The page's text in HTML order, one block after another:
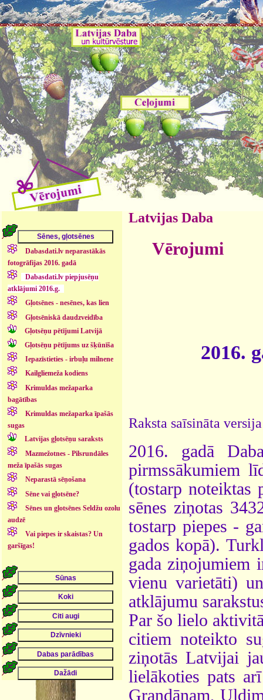
Dabasdati.lv neparastākās
fotogrāfijas 2016. gadā
Dabasdati.lv piepjusēņu
atklājumi 2016.g.
Gļotsēnes - nesēnes, kas lien
Gļotsēniskā daudzveidība
Gļotsēņu pētījumi Latvijā
Gļotsēņu pētījums uz šķūnīša
Iepazīstieties - irbuļu milnene
Kailgliemeža kodiens
Krimuldas mežaparka
bagātības
Krimuldas mežaparka īpašās
sugas
Latvijas gļotsēņu saraksts
Mazmežotnes - Pilsrundāles
meža īpašās sugas
Neparastā sēņošana
Sēne vai gļotsēne?
Sēnes un gļotsēnes Seldžu ozolu
audzē
Vai piepes ir skaistas? Un
garšīgas!
Latvijas Daba
Vērojumi
2016.
Raksta saīsināta
2016. gadā
pirmssākumiem
(tostarp noteiktas
sēnes ziņotas
tostarp piepes -
gados kopā).
gada ziņojumiem
vienu varietāti)
atklājumu
Par šo lielo
citiem noteikto
ziņotās Latvijai
lielākoties pats
Grandānam,